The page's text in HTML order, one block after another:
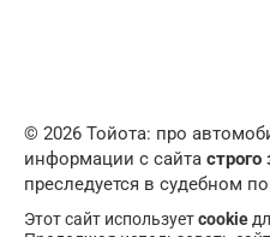
© 2026 Тойота: про
информации с сайта
преследуется в судебном
Этот сайт используетcookie